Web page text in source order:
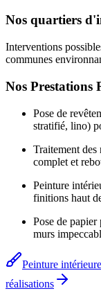
Nos quartiers
Interventions
communes
Nos Prestations
Pose de
stratifié, lino)
Traitement des
complet et
Peinture
finitions haut
Pose de
murs
Peinture intérieure
réalisations